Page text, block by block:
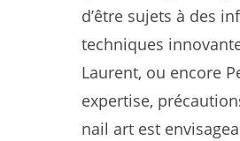
d’être sujets à des
techniques
Laurent, ou encore
expertise,
nail art est